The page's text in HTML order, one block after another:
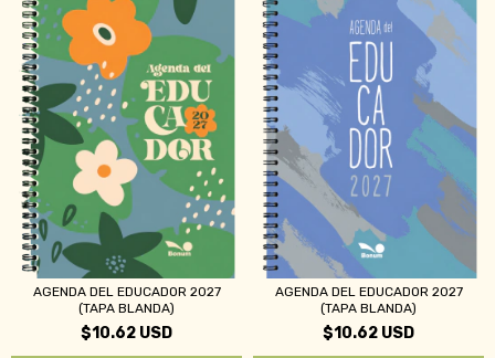
AGENDA DEL EDUCADOR 2027
(TAPA BLANDA)
$10.62 USD
AGENDA DEL EDUCADOR 2027
(TAPA BLANDA)
$10.62 USD